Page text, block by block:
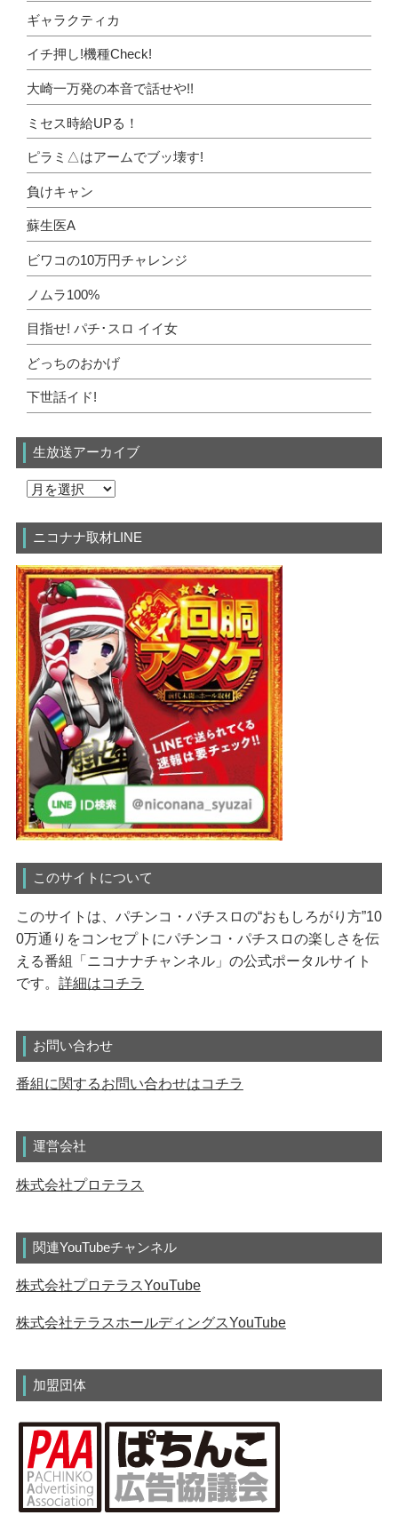
ギャラクティカ
イチ押し!機種Check!
大崎一万発の本音で話せや!!
ミセス時給UPる！
ピラミ△はアームでブッ壊す!
負けキャン
蘇生医A
ビワコの10万円チャレンジ
ノムラ100%
目指せ! パチ･スロ イイ女
どっちのおかげ
下世話イド!
生放送アーカイブ
ニコナナ取材LINE
このサイトについて
このサイトは、パチンコ・パチスロの“おもしろがり方”10
0万通りをコンセプトにパチンコ・パチスロの楽しさを伝
える番組「ニコナナチャンネル」の公式ポータルサイト
です。 詳細はコチラ
お問い合わせ
番組に関するお問い合わせはコチラ
運営会社
株式会社プロテラス
関連YouTubeチャンネル
株式会社プロテラスYouTube
株式会社テラスホールディングスYouTube
加盟団体